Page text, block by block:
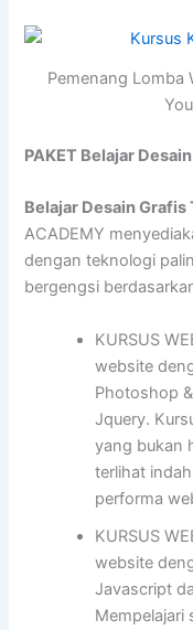
Pemenang Lomba
PAKET Belajar
Belajar Desain Grafis
ACADEMY
dengan teknologi
bergengsi
KURSUS
website
Photoshop
Jquery.
yang bukan
terlihat
performa
KURSUS
website
Javascript
Mempelajari